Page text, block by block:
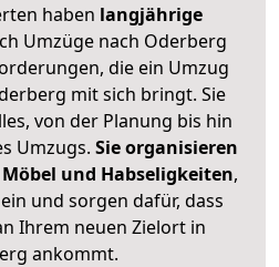
haben langjährige
Umzüge nach Oderberg
die ein Umzug
mit sich bringt. Sie
von der Planung bis hin
Umzugs. Sie organisieren
und Habseligkeiten,
und sorgen dafür, dass
Ihrem neuen Zielort in
ankommt.